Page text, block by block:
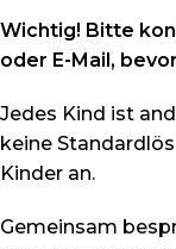
Wichtig! Bitte
oder E-Mail,
Jedes Kind ist
keine
Kinder an.
Gemeinsam